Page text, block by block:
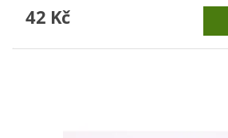
42 Kč